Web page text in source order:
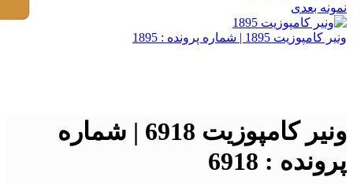
نمونه بعدی
ونیر کامپوزیت 1895 | شماره پرونده : 1895
ونیر کامپوزیت 6918 | شماره
پرونده : 6918